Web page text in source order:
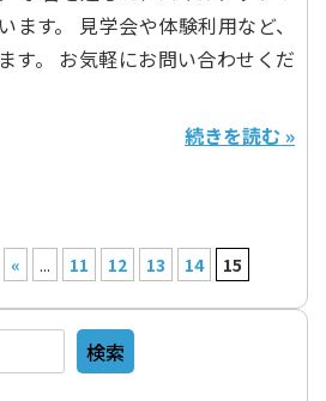
ます。 見学会や体験利用など、
す。 お気軽にお問い合わせくだ
続きを読む »
« ... 11 12 13 14 15
検索